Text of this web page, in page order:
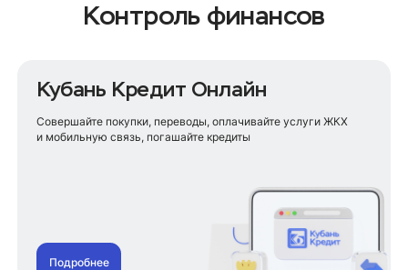
Контроль финансов
Кубань Кредит Онлайн
Совершайте покупки, переводы, оплачивайте услуги ЖКХ
и мобильную связь, погашайте кредиты
Подробнее